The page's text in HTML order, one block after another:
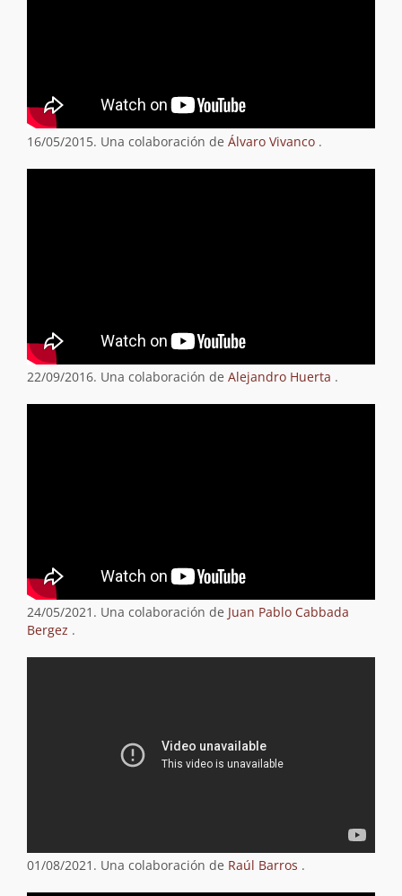
16/05/2015. Una colaboración de Álvaro Vivanco .
22/09/2016. Una colaboración de Alejandro Huerta .
24/05/2021. Una colaboración de Juan Pablo Cabbada
Bergez .
01/08/2021. Una colaboración de Raúl Barros .